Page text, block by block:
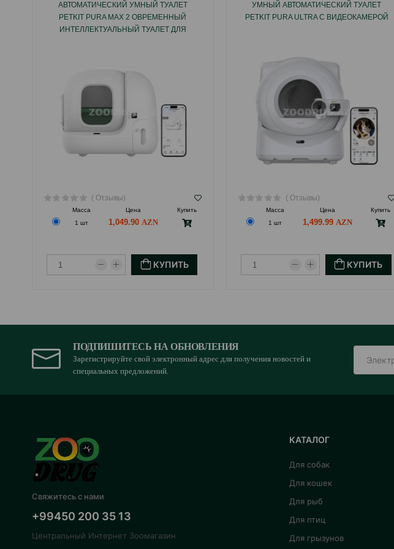
АВТОМАТИЧЕСКИЙ УМНЫЙ ТУАЛЕТ
PETKIT PURA MAX 2 ОВРЕМЕННЫЙ
ИНТЕЛЛЕКТУАЛЬНЫЙ ТУАЛЕТ ДЛЯ
( Отзывы)
Масса Цена
Купить
1 шт
1,049.90
КУПИТЬ
УМНЫЙ АВТОМАТИЧЕСКИЙ ТУАЛЕТ
PETKIT PURA ULTRA С ВИДЕОКАМЕРОЙ
( Отзывы)
Масса Цена
Купить
1 шт
1,499.99
КУПИТЬ
ПОДПИШИТЕСЬ НА ОБНОВЛЕНИЯ
Зарегистрируйте свой электронный адрес для получения новостей и
специальных предложений.
Свяжитесь с нами
+99450 200 35 13
Центральный Интернет Зоомагазин
КАТАЛОГ
Для собак
Для кошек
Для рыб
Для птиц
Для грызунов